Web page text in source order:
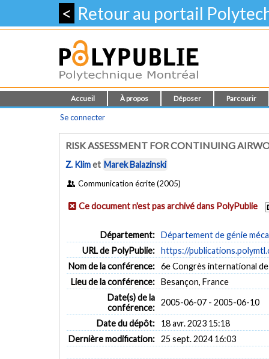
< Retour au portail
Accueil À propos Déposer Parcourir
Se connecter
RISK ASSESSMENT FOR CONTINUING
Z. Klimet Marek Balazinski
Communication écrite (2005)
Ce document n'est pas archivé dans PolyPublie
Département: Département de génie
URL de PolyPublie: https://
Nom de la conférence: 6e Congrès international
Lieu de la conférence: Besançon, France
Date(s) de la
conférence:
2005-06-07 - 2005-06-10
Date du dépôt:
18 avr. 2023 15:18
Dernière modification: 25 sept. 2024 16:03